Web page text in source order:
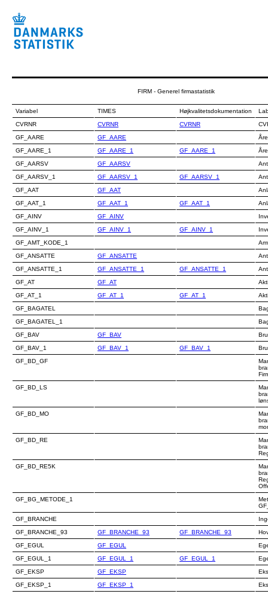
FIRM - Generel firmastatistik
Variabel TIMES Højkvalitetsdokumentation
CVRNR
CVRNR CVRNR
GF_AARE
GF_AARE
GF_AARE_1
GF_AARE_1 GF_AARE_1
GF_AARSV
GF_AARSV
GF_AARSV_1
GF_AARSV_1 GF_AARSV_1
GF_AAT
GF_AAT
GF_AAT_1
GF_AAT_1 GF_AAT_1
GF_AINV
GF_AINV
GF_AINV_1
GF_AINV_1 GF_AINV_1
GF_AMT_KODE_1
GF_ANSATTE
GF_ANSATTE
GF_ANSATTE_1
GF_ANSATTE_1 GF_ANSATTE_1
GF_AT
GF_AT
GF_AT_1
GF_AT_1 GF_AT_1
GF_BAGATEL
GF_BAGATEL_1
GF_BAV
GF_BAV
GF_BAV_1
GF_BAV_1 GF_BAV_1
GF_BD_GF
GF_BD_LS
GF_BD_MO
GF_BD_RE
GF_BD_RE5K
GF_BG_METODE_1
GF_BRANCHE
GF_BRANCHE_93
GF_BRANCHE_93 GF_BRANCHE_93
GF_EGUL
GF_EGUL
GF_EGUL_1
GF_EGUL_1 GF_EGUL_1
GF_EKSP
GF_EKSP
GF_EKSP_1
GF_EKSP_1